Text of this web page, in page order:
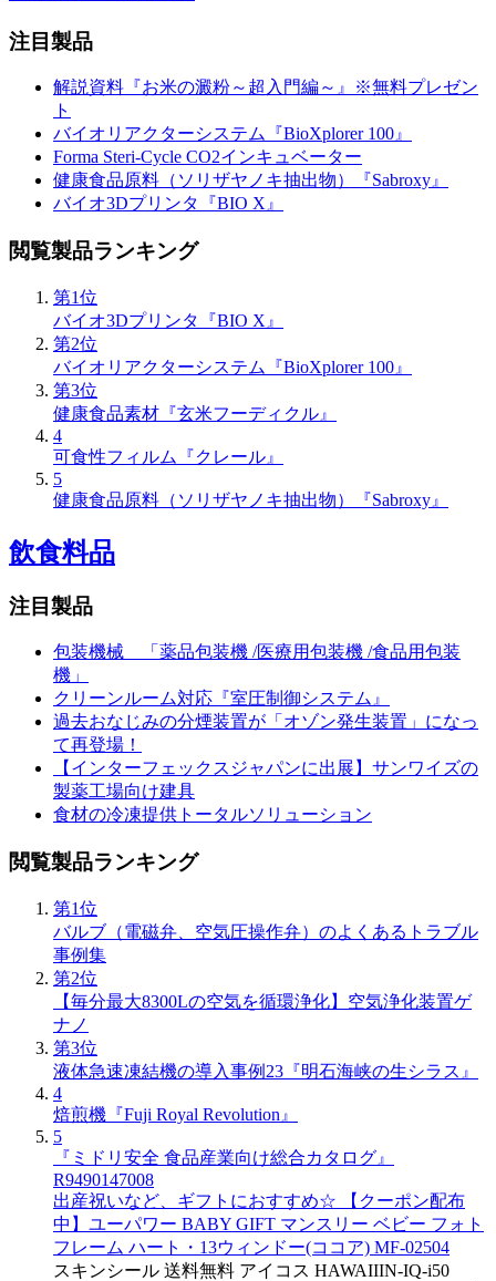
注目製品
解説資料『お米の澱粉～超入門編～』※無料プレゼン
ト
バイオリアクターシステム『BioXplorer 100』
Forma Steri-Cycle CO2インキュベーター
健康食品原料（ソリザヤノキ抽出物）『Sabroxy』
バイオ3Dプリンタ『BIO X』
閲覧製品ランキング
第1位
バイオ3Dプリンタ『BIO X』
第2位
バイオリアクターシステム『BioXplorer 100』
第3位
健康食品素材『玄米フーディクル』
4
可食性フィルム『クレール』
5
健康食品原料（ソリザヤノキ抽出物）『Sabroxy』
飲食料品
注目製品
包装機械 「薬品包装機 /医療用包装機 /食品用包装
機」
クリーンルーム対応『室圧制御システム』
過去おなじみの分煙装置が「オゾン発生装置」になっ
て再登場！
【インターフェックスジャパンに出展】サンワイズの
製薬工場向け建具
食材の冷凍提供トータルソリューション
閲覧製品ランキング
第1位
バルブ（電磁弁、空気圧操作弁）のよくあるトラブル
事例集
第2位
【毎分最大8300Lの空気を循環浄化】空気浄化装置ゲ
ナノ
第3位
液体急速凍結機の導入事例23『明石海峡の生シラス』
4
焙煎機『Fuji Royal Revolution』
5
『ミドリ安全 食品産業向け総合カタログ』
R9490147008
出産祝いなど、ギフトにおすすめ☆ 【クーポン配布
中】ユーパワー BABY GIFT マンスリー ベビー フォト
フレーム ハート・13ウィンドー(ココア) MF-02504
スキンシール 送料無料 アイコス HAWAIIIN-IQ-i50